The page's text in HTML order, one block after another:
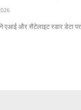
एआई और सैटेलाइट रडार डेटा